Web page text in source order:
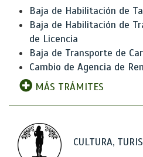
Baja de Habilitación de
Baja de Habilitación de
de Licencia
Baja de Transporte de
Cambio de Agencia de
MÁS TRÁMITES
CULTURA,